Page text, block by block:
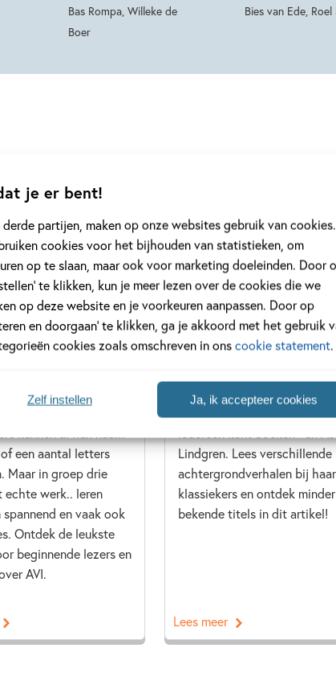
je er bent!
partijen, maken op onze websites gebruik van cookies.
cookies voor het bijhouden van statistieken, om
op te slaan, maar ook voor marketing doeleinden. Door
te klikken, kun je meer lezen over de cookies die we
op deze website en je voorkeuren aanpassen. Door op
en doorgaan’ te klikken, ga je akkoord met het gebruik
cookies zoals omschreven in onscookie statement.
Ja, ik accepteer cookies
Zelf instellen
Bas Rompa, Willeke de
Boer
Bies van Ede, Roel
bepaald?
kunnen al hun naam
een aantal letters
Maar in groep drie
echte werk.. leren
spannend en vaak ook
Ontdek de leukste
beginnende lezers en
AVI.
Klassiekers van Astrid
Lindgren
Iedereen kent boeken van
Lindgren. Lees verschillende
achtergrondverhalen bij haar
klassiekers en ontdek minder
bekende titels in dit artikel!
Tiplijst
Lees meer